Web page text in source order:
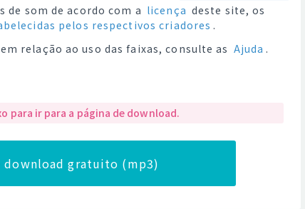
de som de acordo com a licença deste site, os
pelos respectivos criadores .
relação ao uso das faixas, consulte as Ajuda .
para ir para a página de download.
download gratuito (mp3)